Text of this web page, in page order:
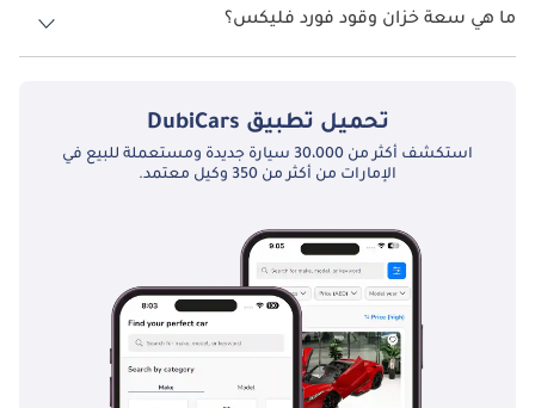
ما هي سعة خزان وقود فورد فليكس؟
تبلغ سعة خزان الوقود في فورد فليكس TBD.
تحميل تطبيق DubiCars
استكشف أكثر من 30،000 سيارة جديدة ومستعملة للبيع في
الإمارات من أكثر من 350 وكيل معتمد.